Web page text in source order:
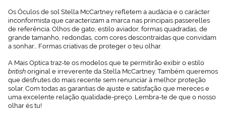
Os Óculos de sol Stella McCartney refletem a audácia e o carácter
inconformista que caracterizam a marca nas principais passerelles
de referência. Olhos de gato, estilo aviador, formas quadradas, de
grande tamanho, redondas, com cores descontraídas que convidam
a sonhar… Formas criativas de proteger o teu olhar.
A Mais Optica traz-te os modelos que te permitirão exibir o estilo
british original e irreverente da Stella McCartney. Também queremos
que desfrutes do mais recente sem renunciar à melhor proteção
solar. Com todas as garantias de ajuste e satisfação que mereces e
uma excelente relação qualidade-preço. Lembra-te de que o nosso
olhar és tu!